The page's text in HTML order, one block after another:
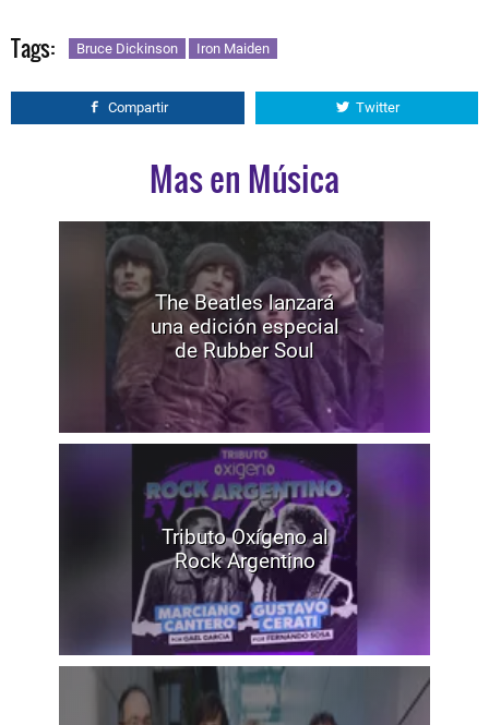
Tags: Bruce Dickinson Iron Maiden
Compartir Twitter
Mas en Música
The Beatles lanzará
una edición especial
de Rubber Soul
Tributo Oxígeno al
Rock Argentino